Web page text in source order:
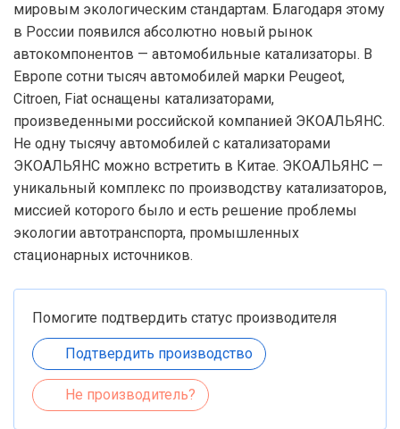
мировым экологическим стандартам. Благодаря этому
в России появился абсолютно новый рынок
автокомпонентов — автомобильные катализаторы. В
Европе сотни тысяч автомобилей марки Peugeot,
Citroen, Fiat оснащены катализаторами,
произведенными российской компанией ЭКОАЛЬЯНС.
Не одну тысячу автомобилей с катализаторами
ЭКОАЛЬЯНС можно встретить в Китае. ЭКОАЛЬЯНС —
уникальный комплекс по производству катализаторов,
миссией которого было и есть решение проблемы
экологии автотранспорта, промышленных
стационарных источников.
Помогите подтвердить статус производителя
Подтвердить производство
Не производитель?